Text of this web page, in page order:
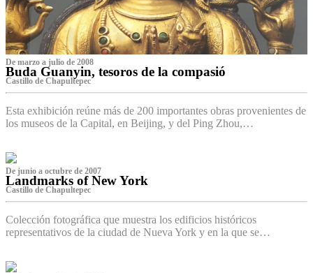
De marzo a julio de 2008
Buda Guanyin, tesoros de la compasió
Castillo de Chapultepec
Esta exhibición reúne más de 200 importantes obras provenientes de
los museos de la Capital, en Beijing, y del Ping Zhou,…
De junio a octubre de 2007
Landmarks of New York
Castillo de Chapultepec
Colección fotográfica que muestra los edificios históricos
representativos de la ciudad de Nueva York y en la que se…